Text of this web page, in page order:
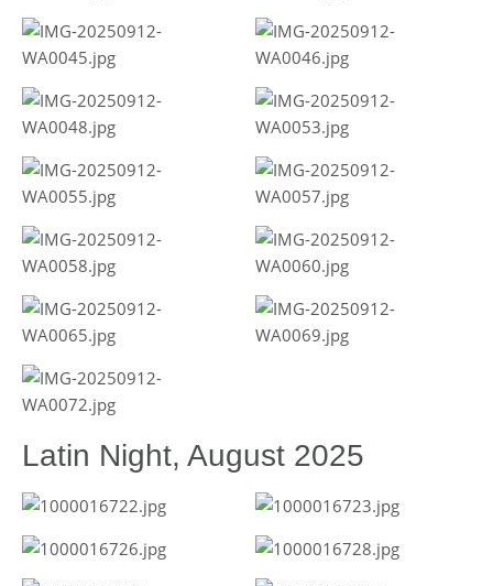
Latin Night, August 2025